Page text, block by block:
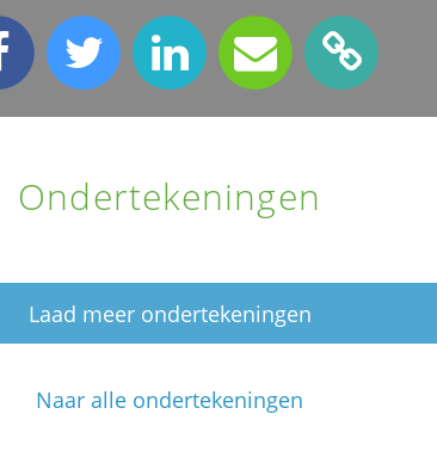
Ondertekeningen
Laad meer ondertekeningen
Naar alle ondertekeningen